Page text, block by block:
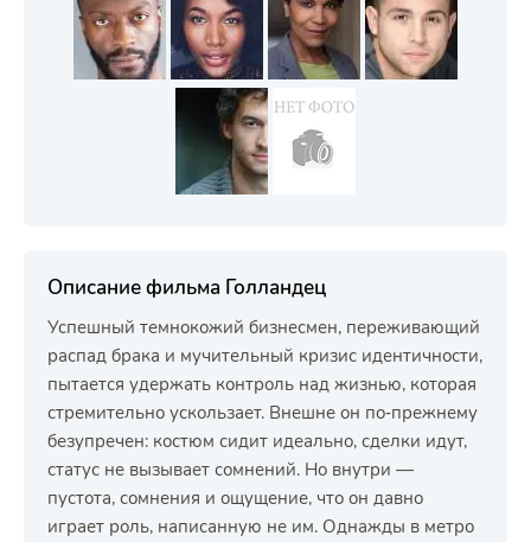
Описание фильма Голландец
Успешный темнокожий бизнесмен, переживающий
распад брака и мучительный кризис идентичности,
пытается удержать контроль над жизнью, которая
стремительно ускользает. Внешне он по‑прежнему
безупречен: костюм сидит идеально, сделки идут,
статус не вызывает сомнений. Но внутри —
пустота, сомнения и ощущение, что он давно
играет роль, написанную не им. Однажды в метро